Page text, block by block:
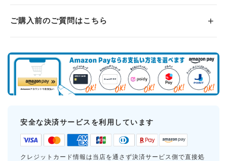
ご購入前のご質問はこちら
安全な決済サービスを利用しています
クレジットカード情報は当店を通さず決済サービス側で直接処